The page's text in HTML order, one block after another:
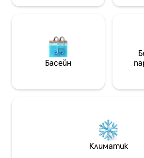
вертикална, естествена градина,
система за поливане, която винаги
ги оставя зелени, носейки силен
елемент на природата, толкова
важен в тази „каменна джунгла “.
Басейн, фитнес център и сауна. С
Итаим Биби е един от най - добрите
квартали в града за тези, които
искат да се забавляват и да живеят
Басейн
Климатик